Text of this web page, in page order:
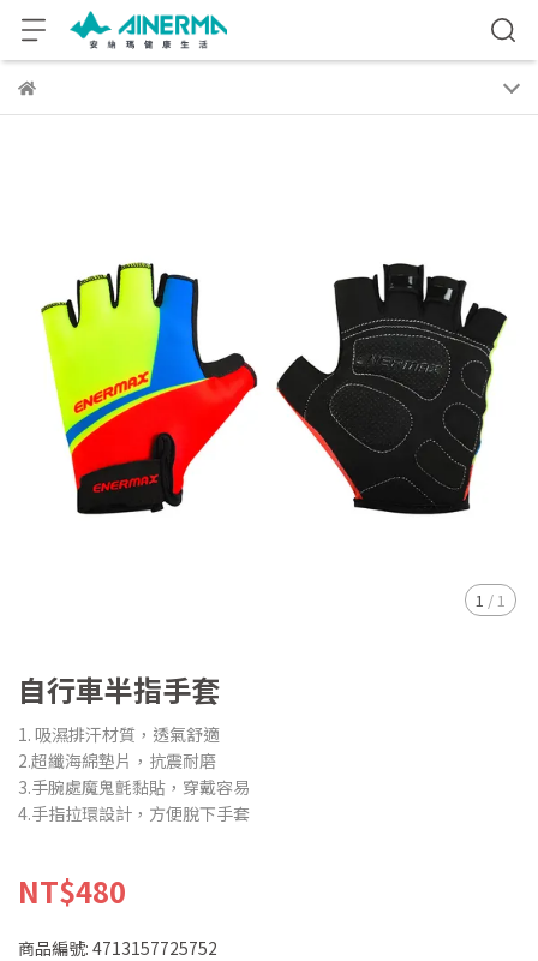
1 / 1
自行車半指手套
1. 吸濕排汗材質，透氣舒適
2.超纖海綿墊片，抗震耐磨
3.手腕處魔鬼氈黏貼，穿戴容易
4.手指拉環設計，方便脫下手套
NT$480
商品編號: 4713157725752